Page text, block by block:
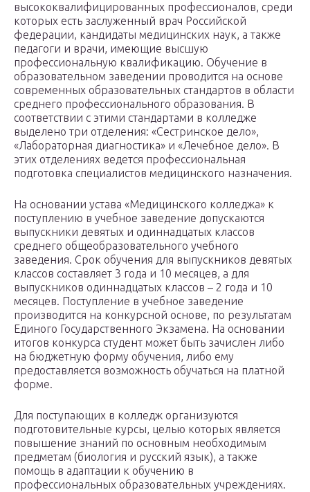
высококвалифицированных профессионалов, среди
которых есть заслуженный врач Российской
федерации, кандидаты медицинских наук, а также
педагоги и врачи, имеющие высшую
профессиональную квалификацию. Обучение в
образовательном заведении проводится на основе
современных образовательных стандартов в области
среднего профессионального образования. В
соответствии с этими стандартами в колледже
выделено три отделения: «Сестринское дело»,
«Лабораторная диагностика» и «Лечебное дело». В
этих отделениях ведется профессиональная
подготовка специалистов медицинского назначения.
На основании устава «Медицинского колледжа» к
поступлению в учебное заведение допускаются
выпускники девятых и одиннадцатых классов
среднего общеобразовательного учебного
заведения. Срок обучения для выпускников девятых
классов составляет 3 года и 10 месяцев, а для
выпускников одиннадцатых классов – 2 года и 10
месяцев. Поступление в учебное заведение
производится на конкурсной основе, по результатам
Единого Государственного Экзамена. На основании
итогов конкурса студент может быть зачислен либо
на бюджетную форму обучения, либо ему
предоставляется возможность обучаться на платной
форме.
Для поступающих в колледж организуются
подготовительные курсы, целью которых является
повышение знаний по основным необходимым
предметам (биология и русский язык), а также
помощь в адаптации к обучению в
профессиональных образовательных учреждениях.